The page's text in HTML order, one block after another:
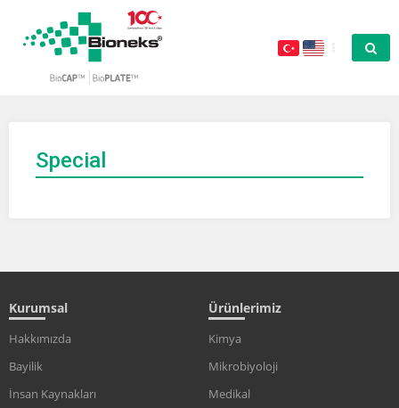
Special
Kurumsal
Hakkımızda
Bayilik
İnsan Kaynakları
Ürünlerimiz
Kimya
Mikrobiyoloji
Medikal